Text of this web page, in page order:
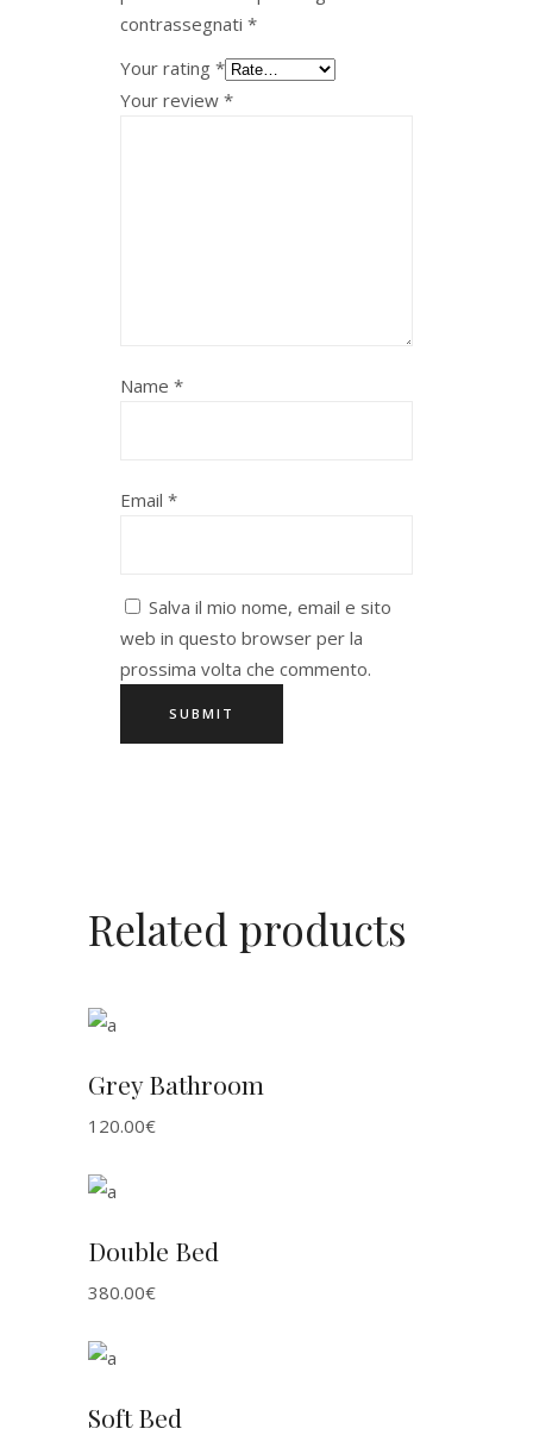
contrassegnati *
Your rating *
Your review *
Name *
Email *
Salva il mio nome, email e sito
web in questo browser per la
prossima volta che commento.
Related products
Grey Bathroom
120.00€
Double Bed
380.00€
Soft Bed